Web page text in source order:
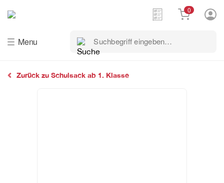
Menu
Suchbegriff
eingeben…
0
Zurück zu Schulsack ab 1. Klasse